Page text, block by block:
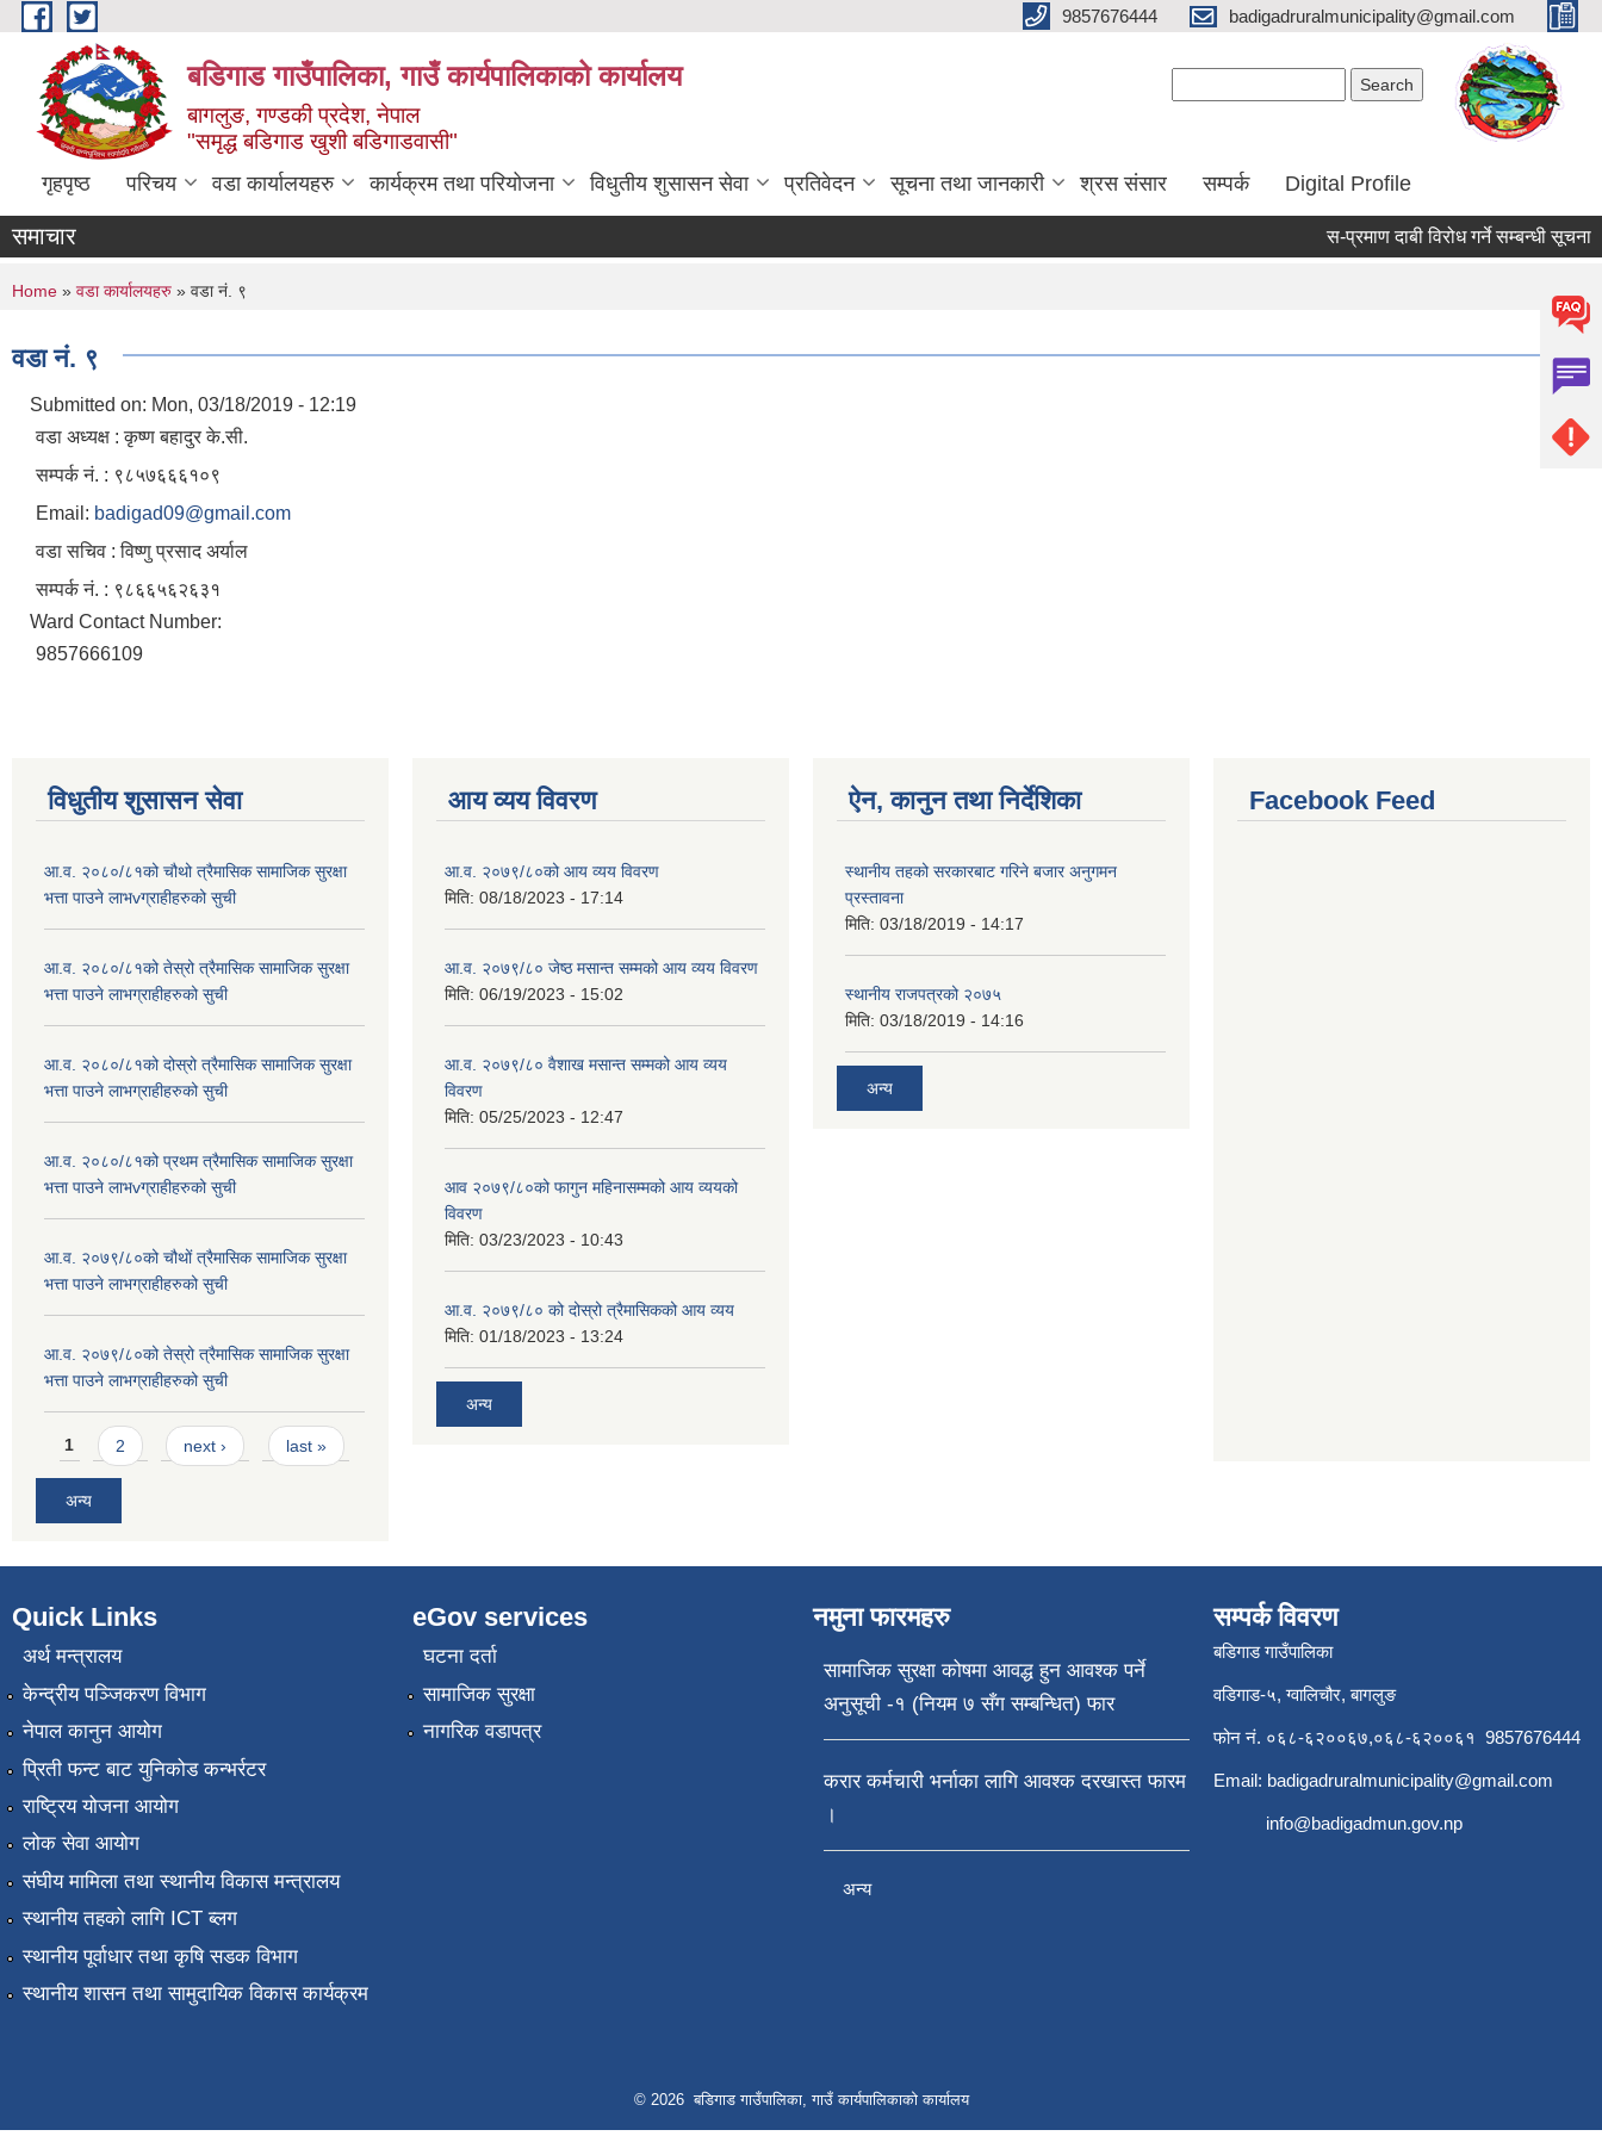
Skip to main content 9857676444 badigadruralmunicipality@gmail.com
बडिगाड गाउँपालिका, गाउँ कार्यपालिकाको कार्यालय
बागलुङ, गण्डकी प्रदेश, नेपाल
"समृद्ध बडिगाड खुशी बडिगाडवासी"
गृहपृष्ठ परिचय वडा कार्यालयहरु कार्यक्रम तथा परियोजना विधुतीय शुसासन सेवा प्रतिवेदन सूचना तथा जानकारी श्रस संसार सम्पर्क Digital Profile
समाचार स-प्रमाण दाबी विरोध गर्ने सम्बन्धी सूचना ।
You are here
Home » वडा कार्यालयहरु » वडा नं. ९
वडा नं. ९
Submitted on: Mon, 03/18/2019 - 12:19
वडा अध्यक्ष : कृष्ण बहादुर के.सी.
सम्पर्क नं. : ९८५७६६६१०९
Email: badigad09@gmail.com
वडा सचिव : विष्णु प्रसाद अर्याल
सम्पर्क नं. : ९८६६५६२६३१
Ward Contact Number:
9857666109
विधुतीय शुसासन सेवा
आ.व. २०८०/८१को चौथो त्रैमासिक सामाजिक सुरक्षा
भत्ता पाउने लाभvग्राहीहरुको सुची
आ.व. २०८०/८१को तेस्रो त्रैमासिक सामाजिक सुरक्षा
भत्ता पाउने लाभग्राहीहरुको सुची
आ.व. २०८०/८१को दोस्रो त्रैमासिक सामाजिक सुरक्षा
भत्ता पाउने लाभग्राहीहरुको सुची
आ.व. २०८०/८१को प्रथम त्रैमासिक सामाजिक सुरक्षा
भत्ता पाउने लाभvग्राहीहरुको सुची
आ.व. २०७९/८०को चौथों त्रैमासिक सामाजिक सुरक्षा
भत्ता पाउने लाभग्राहीहरुको सुची
आ.व. २०७९/८०को तेस्रो त्रैमासिक सामाजिक सुरक्षा
भत्ता पाउने लाभग्राहीहरुको सुची
Pages
1 2 next › last »
अन्य
आय व्यय विवरण
आ.व. २०७९/८०को आय व्यय विवरण
मिति: 08/18/2023 - 17:14
आ.व. २०७९/८० जेष्ठ मसान्त सम्मको आय व्यय विवरण
मिति: 06/19/2023 - 15:02
आ.व. २०७९/८० वैशाख मसान्त सम्मको आय व्यय
विवरण
मिति: 05/25/2023 - 12:47
आव २०७९/८०को फागुन महिनासम्मको आय व्ययको
विवरण
मिति: 03/23/2023 - 10:43
आ.व. २०७९/८० को दोस्रो त्रैमासिकको आय व्यय
मिति: 01/18/2023 - 13:24
अन्य
ऐन, कानुन तथा निर्देशिका
स्थानीय तहको सरकारबाट गरिने बजार अनुगमन
प्रस्तावना
मिति: 03/18/2019 - 14:17
स्थानीय राजपत्रको २०७५
मिति: 03/18/2019 - 14:16
अन्य
Facebook Feed
Quick Links
अर्थ मन्त्रालय
केन्द्रीय पञ्जिकरण विभाग
नेपाल कानुन आयोग
प्रिती फन्ट बाट युनिकोड कन्भर्रटर
राष्ट्रिय योजना आयोग
लोक सेवा आयोग
संघीय मामिला तथा स्थानीय विकास मन्त्रालय
स्थानीय तहको लागि ICT ब्लग
स्थानीय पूर्वाधार तथा कृषि सडक विभाग
स्थानीय शासन तथा सामुदायिक विकास कार्यक्रम
eGov services
घटना दर्ता
सामाजिक सुरक्षा
नागरिक वडापत्र
नमुना फारमहरु
सामाजिक सुरक्षा कोषमा आवद्ध हुन आवश्क पर्ने
अनुसूची -१ (नियम ७ सँग सम्बन्धित) फार
करार कर्मचारी भर्नाका लागि आवश्क दरखास्त फारम
।
अन्य
सम्पर्क विवरण
बडिगाड गाउँपालिका
वडिगाड-५, ग्वालिचौर, बागलुङ
फोन नं. ०६८-६२००६७,०६८-६२००६१ 9857676444
Email: badigadruralmunicipality@gmail.com
info@badigadmun.gov.np
© 2026 बडिगाड गाउँपालिका, गाउँ कार्यपालिकाको कार्यालय